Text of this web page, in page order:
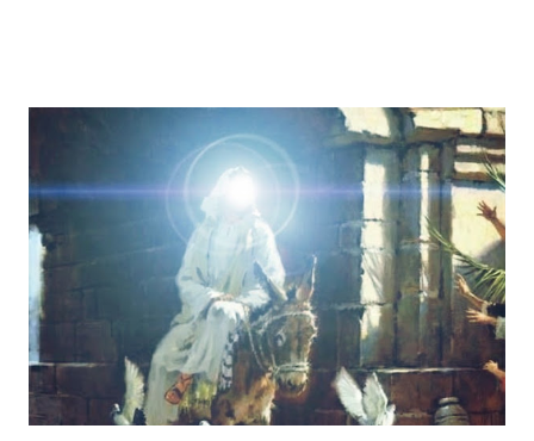
المنطقة الصدرية عندها ( الترائب ) , و لا يتكون مني الرجل من منطقته
الصدريّة أيضاً ( الصلب ) هو يتكون في الخصيتين خارج البطن بعيداً عن
منطقة الصدر !! وهذا ايضاً حديث صحيح يوضح مقصد الآية اكثر :" ماء
الرجل أبيض وماء المرأة أصفر، فإذا اجتمعا فعلا مني الرجل مني
المرأة أذكرا بإذن الله، وإذا علا مني المرأة مني الرجل أنثا بإذن الله "
صحيح مسلم ‪http://fatwa.islamweb.net/fatwa/index.php?
page=sh...